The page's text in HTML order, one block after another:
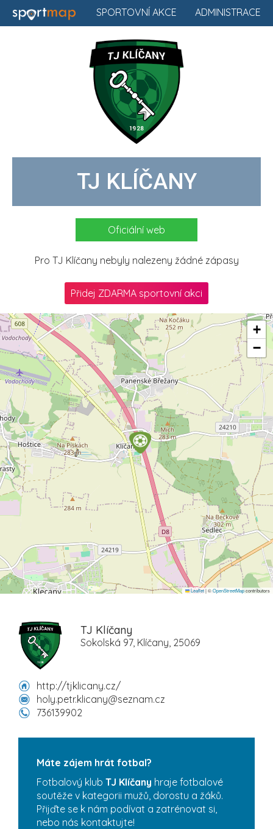
ADMINISTRACE
SPORTOVNÍ AKCE
TJ KLÍČANY
Oficiální web
Pro TJ Klíčany nebyly nalezeny žádné zápasy
Přidej ZDARMA sportovní akci
+
−
Leaflet|©OpenStreetMapcontributors
TJ Klíčany
Sokolská 97, Klíčany, 25069
http://tjklicany.cz/
holy.petr.klicany@seznam.cz
736139902
Máte zájem hrát fotbal?
Fotbalový klub TJ Klíčany hraje fotbalové
soutěže v kategorii mužů, dorostu a žáků.
Přijďte se k nám podívat a zatrénovat si,
nebo nás kontaktujte!